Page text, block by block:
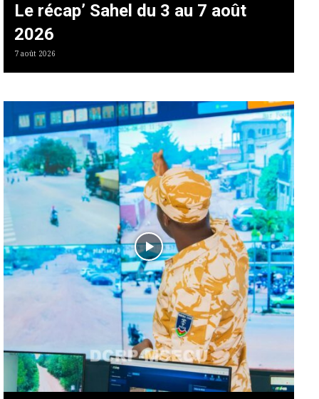
Le récap’ Sahel du 3 au 7 août
2026
7 août 2026